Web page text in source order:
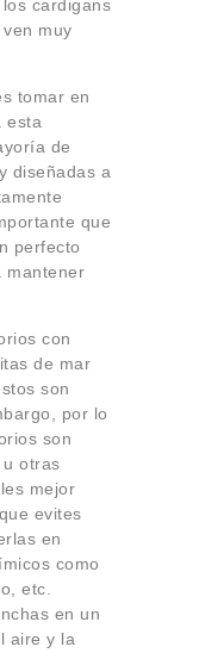
cardigans
muy
tomar en
esta
de
diseñadas a
que
perfecto
mantener
con
de mar
son
por lo
son
otras
mejor
evites
en
como
etc.
en un
aire y la